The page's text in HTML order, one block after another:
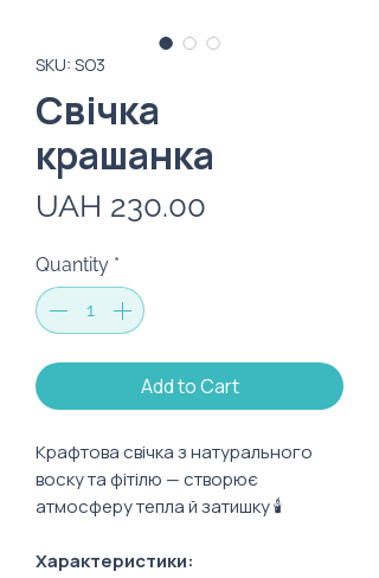
SKU: SO3
Cвічка
крашанка
UAH 230.00
Quantity *
Add to Cart
Крафтова свічка з натурального
воску та фітілю — створює
атмосферу тепла й затишку 🕯️
Характеристики: